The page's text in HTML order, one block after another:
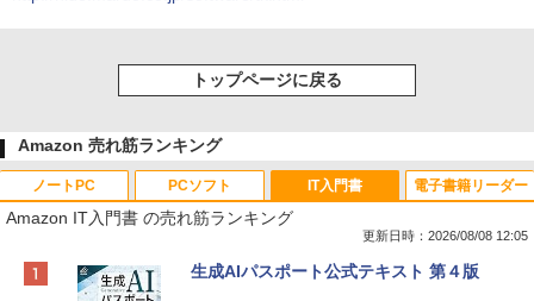
トップページに戻る
Amazon 売れ筋ランキング
ノートPC
Apple 2026 MacBook Neo A18 Proチッ
PCソフト
Robloxギフトカード - 800 Robux 【限
IT入門書
Amazon IT入門書 の売れ筋ランキング
更新日時：2026/08/08 12:05
生成AIパスポート公式テキスト 第４版
電子書籍リーダー